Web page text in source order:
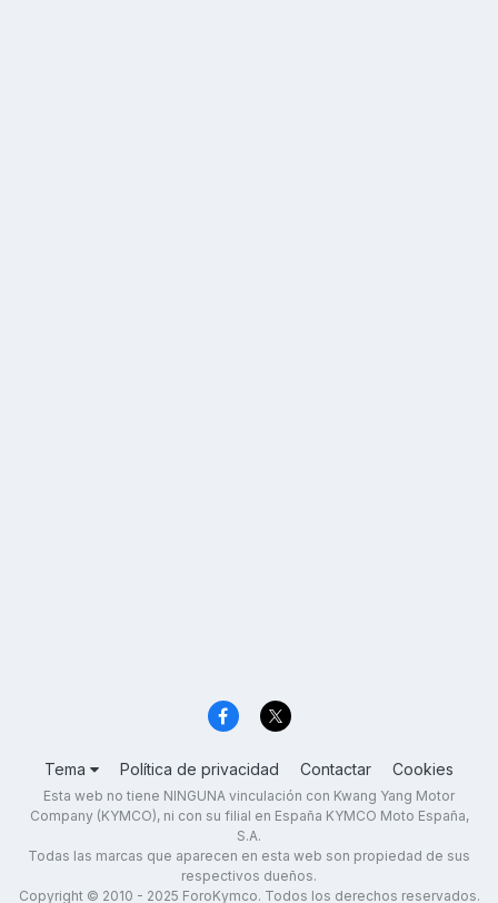
Tema Política de privacidad Contactar Cookies
Esta web no tiene NINGUNA vinculación con Kwang Yang Motor
Company (KYMCO), ni con su filial en España KYMCO Moto España,
S.A.
Todas las marcas que aparecen en esta web son propiedad de sus
respectivos dueños.
Copyright © 2010 - 2025 ForoKymco. Todos los derechos reservados.